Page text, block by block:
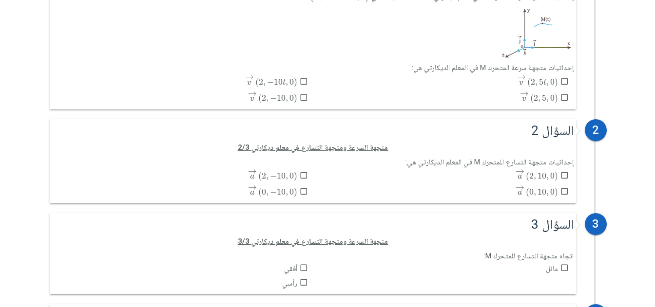
إحداثيات متجهة سرعة المتحرك M في المعلم الديكارتي هي:
→
v (2, −10t,0)
v→ →
v (2, 5t,0)
v→ 2,5
→
v (2, −10,0)
v→ →
v (2, 5,0)
v→
2 السؤال 2
متجهة السرعة ومتجهة التسارع في معلم ديكارتي 2/3
إحداثيات متجهة التسارع للمتحرك M في المعلم الديكارتي هي:
→
a (2, −10,0)
a→ →
a (2, 10,0)
a→ 2,10
→
a (0, −10,0)
a→ →
a (0, 10,0)
a→
3 السؤال 3
متجهة السرعة ومتجهة التسارع في معلم ديكارتي 3/3
اتجاه متجهة التسارع للمتحرك M:
أفقي
مائل
رأسي